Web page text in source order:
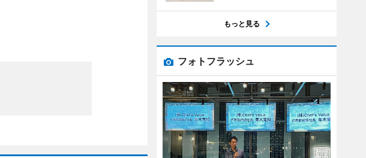
もっと見る
フォトフラッシュ